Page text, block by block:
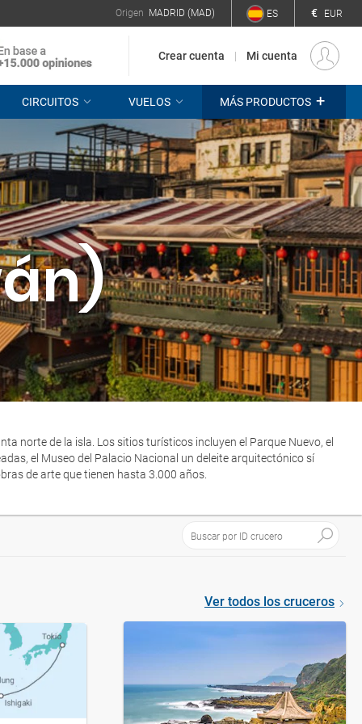
Origen MADRID (MAD) ES € EUR
Crear cuenta Mi cuenta
CIRCUITOS VUELOS MÁS PRODUCTOS +
norte de la isla. Los sitios turísticos incluyen el Parque Nuevo, el
el Museo del Palacio Nacional un deleite arquitectónico sí
de arte que tienen hasta 3.000 años.
Ver todos los cruceros